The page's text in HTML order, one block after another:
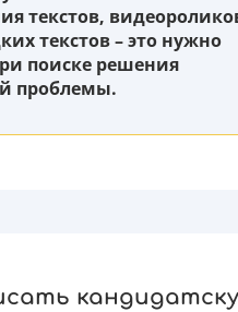
текстов,
текстов – это нужно
поиске решения
проблемы.